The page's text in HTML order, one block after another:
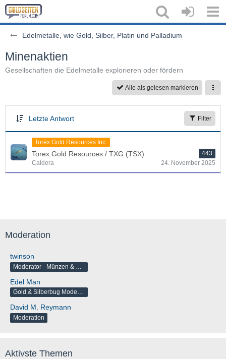
Edelmetalle, wie Gold, Silber, Platin und Palladium
Minenaktien
Gesellschaften die Edelmetalle explorieren oder fördern
Alle als gelesen markieren
Letzte Antwort Filter
Torex Gold Resources Inc.
Torex Gold Resources / TXG (TSX)
443
Caldera
24. November 2025
Moderation
twinson
Edel Man
Gold & Silberbug Moderator
David M. Reymann
Moderation
Aktivste Themen